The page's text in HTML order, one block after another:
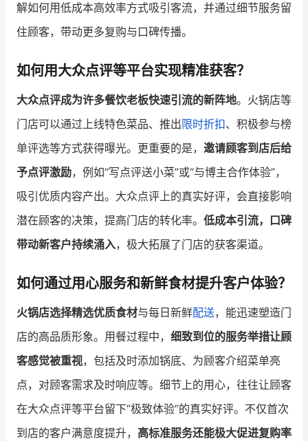
培训课程
商家社区 社群交流
合作共进
认证服务商 设计服务商
解如何用低成本高效率方式吸引客流，并通过细节服务留
住顾客，带动更多复购与口碑传播。
如何用大众点评等平台实现精准获客？
大众点评成为许多餐饮老板快速引流的新阵地。火锅店等
门店可以通过上线特色菜品、推出限时折扣、积极参与榜
单评选等方式获得曝光。更重要的是， 邀请顾客到店后给
予点评激励，例如“写点评送小菜”或“与博主合作体验”，
吸引优质内容产出。大众点评上的真实好评，会直接影响
潜在顾客的决策，提高门店的转化率。 低成本引流，口碑
带动新客户持续涌入，极大拓展了门店的获客渠道。
如何通过用心服务和新鲜食材提升客户体验？
火锅店选择精选优质食材与每日新鲜配送，能迅速塑造门
店的高品质形象。用餐过程中， 细致到位的服务举措让顾
客感觉被重视，包括及时添加锅底、为顾客介绍菜单亮
点，对顾客需求及时响应等。细节上的用心，往往让顾客
在大众点评等平台留下“极致体验”的真实好评。不仅首次
到店的客户满意度提升， 高标准服务还能极大促进复购率